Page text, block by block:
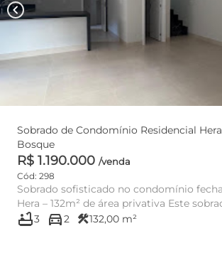
chevron_left
Sobrado de Condomínio Residencial
Bosque
R$ 1.190.000 /venda
Cód: 298
Sobrado sofisticado no condomínio fechado
Hera – 132m² de área privativa Este
bathtub3 directions_car2 construction132,00 m²